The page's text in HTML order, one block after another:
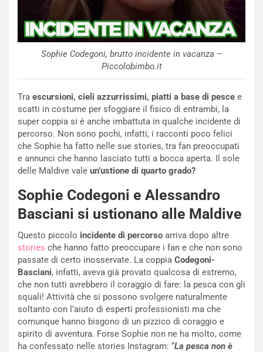
Sophie Codegoni, brutto incidente in vacanza –
Piccolobimbo.it
Tra escursioni, cieli azzurrissimi, piatti a base di pesce e
scatti in costume per sfoggiare il fisico di entrambi, la
super coppia si è anche imbattuta in qualche incidente di
percorso. Non sono pochi, infatti, i racconti poco felici
che Sophie ha fatto nelle sue stories, tra fan preoccupati
e annunci che hanno lasciato tutti a bocca aperta. Il sole
delle Maldive vale un’ustione di quarto grado?
Sophie Codegoni e Alessandro
Basciani si ustionano alle Maldive
Questo piccolo incidente di percorso arriva dopo altre
stories che hanno fatto preoccupare i fan e che non sono
passate di certo inosservate. La coppia Codegoni-
Basciani, infatti, aveva già provato qualcosa di estremo,
che non tutti avrebbero il coraggio di fare: la pesca con gli
squali! Attività che si possono svolgere naturalmente
soltanto con l’aiuto di esperti professionisti ma che
comunque hanno bisgono di un pizzico di coraggio e
spirito di avventura. Forse Sophie non ne ha molto, come
ha confessato nelle stories Instagram: “La pesca non è